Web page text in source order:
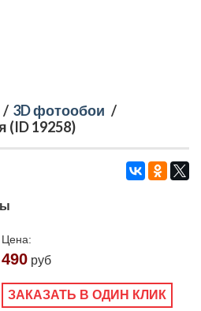
/ 3D фотообои /
(ID 19258)
Цена:
490 руб
ЗАКАЗАТЬ В ОДИН КЛИК